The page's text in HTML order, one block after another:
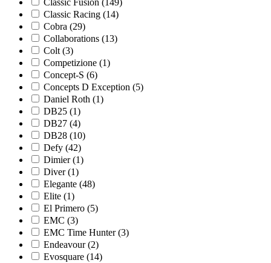
Classic Fusion (149)
Classic Racing (14)
Cobra (29)
Collaborations (13)
Colt (3)
Competizione (1)
Concept-S (6)
Concepts D Exception (5)
Daniel Roth (1)
DB25 (1)
DB27 (4)
DB28 (10)
Defy (42)
Dimier (1)
Diver (1)
Elegante (48)
Elite (1)
El Primero (5)
EMC (3)
EMC Time Hunter (3)
Endeavour (2)
Evosquare (14)